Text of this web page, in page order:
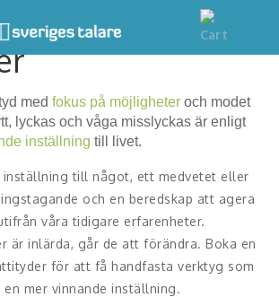
målsättning
med fokus på möjligheter och modet
lyckas och våga misslyckas är enligt
inställning till livet.
inställning till något, ett medvetet eller
och en beredskap att agera
våra tidigare erfarenheter.
är inlärda, går de att förändra. Boka en
för att få handfasta verktyg som
mer vinnande inställning.